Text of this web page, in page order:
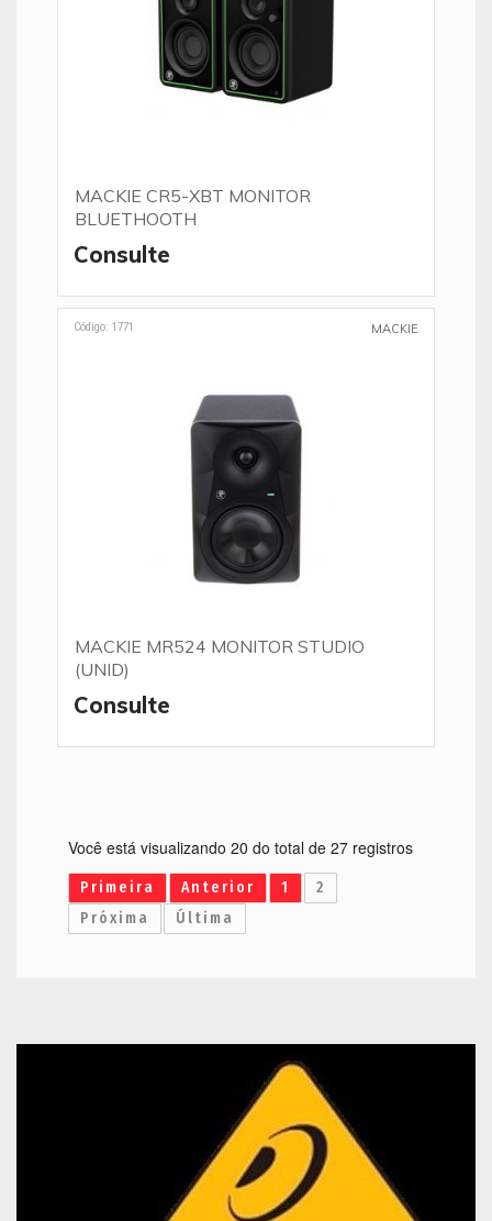
MACKIE CR5-XBT MONITOR
BLUETHOOTH
Consulte
Código: 1771 MACKIE
MACKIE MR524 MONITOR STUDIO
(UNID)
Consulte
Você está visualizando 20 do total de 27 registros
Primeira Anterior 1
2
Próxima
Última